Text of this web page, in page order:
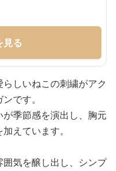
見る
しいねこの刺繍がアク
です。
季節感を演出し、胸元
えています。
気を醸し出し、シンプ